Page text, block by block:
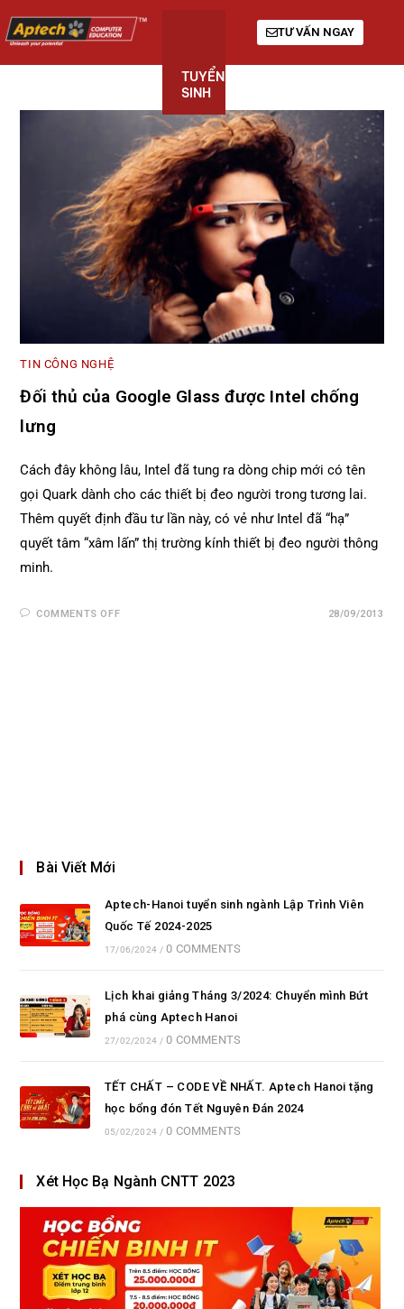
TUYỂN
SINH
TƯ VẤN NGAY
TIN CÔNG NGHỆ
Đối thủ của Google Glass được Intel chống
lưng
Cách đây không lâu, Intel đã tung ra dòng chip mới có tên
gọi Quark dành cho các thiết bị đeo người trong tương lai.
Thêm quyết định đầu tư lần này, có vẻ như Intel đã “hạ”
quyết tâm “xâm lấn” thị trường kính thiết bị đeo người thông
minh.
COMMENTS OFF 28/09/2013
Bài Viết Mới
Aptech-Hanoi tuyển sinh ngành Lập Trình Viên
Quốc Tế 2024-2025
17/06/2024 / 0 COMMENTS
Lịch khai giảng Tháng 3/2024: Chuyển mình Bứt
phá cùng Aptech Hanoi
27/02/2024 / 0 COMMENTS
TẾT CHẤT – CODE VỀ NHẤT. Aptech Hanoi tặng
học bổng đón Tết Nguyên Đán 2024
05/02/2024 / 0 COMMENTS
Xét Học Bạ Ngành CNTT 2023